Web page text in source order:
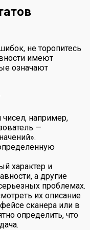
не торопитесь
имеют
означают
например,
—
характер и
а другие
проблемах.
их описание
сканера или в
определить, что